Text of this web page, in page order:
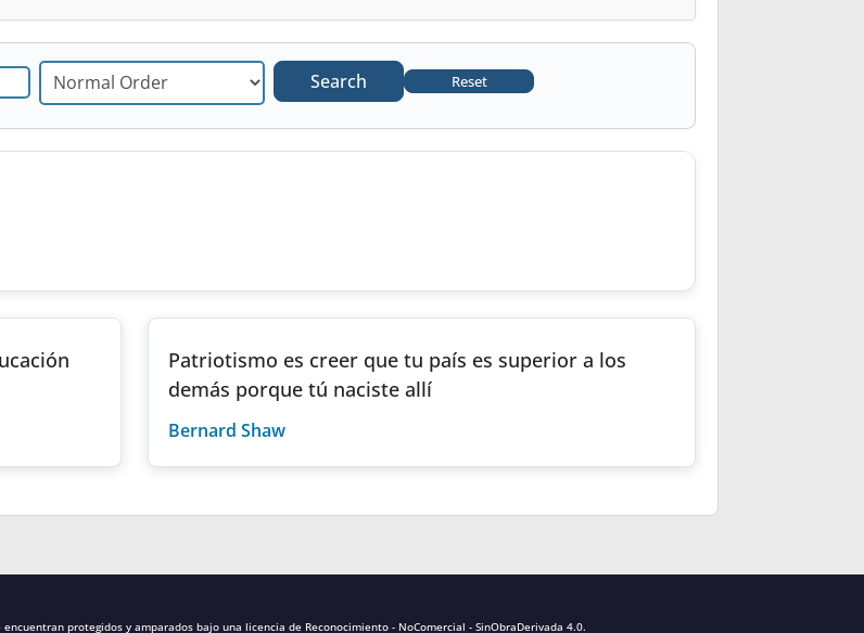
Reset
Patriotismo es creer que tu país es superior a los
demás porque tú naciste allí
Bernard Shaw
protegidos y amparados bajo una licencia de Reconocimiento - NoComercial - SinObraDerivada 4.0.